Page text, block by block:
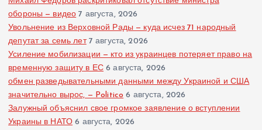
обороны — видео 7 августа, 2026
Увольнение из Верховной Рады — куда исчез 71 народный
депутат за семь лет 7 августа, 2026
Усиление мобилизации — кто из украинцев потеряет право на
временную защиту в ЕС 6 августа, 2026
обмен разведывательными данными между Украиной и США
значительно вырос, — Politico 6 августа, 2026
Залужный объяснил свое громкое заявление о вступлении
Украины в НАТО 6 августа, 2026